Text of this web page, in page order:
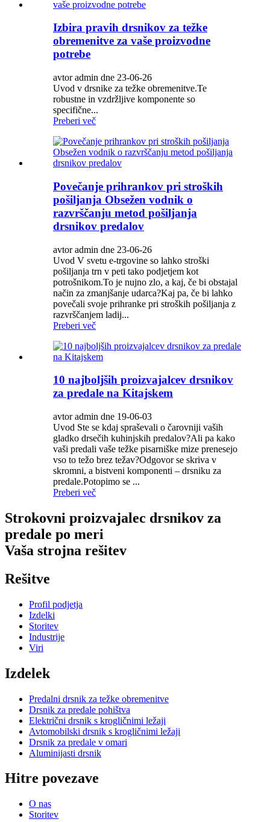
Izbira pravih drsnikov za težke
obremenitve za vaše proizvodne
potrebe
avtor admin dne 23-06-26
Uvod v drsnike za težke obremenitve.Te
robustne in vzdržljive komponente so
specifične...
Preberi več
Povečanje prihrankov pri stroških
pošiljanja Obsežen vodnik o
razvrščanju metod pošiljanja
drsnikov predalov
avtor admin dne 23-06-26
Uvod V svetu e-trgovine so lahko stroški
pošiljanja trn v peti tako podjetjem kot
potrošnikom.To je nujno zlo, a kaj, če bi obstajal
način za zmanjšanje udarca?Kaj pa, če bi lahko
povečali svoje prihranke pri stroških pošiljanja z
razvrščanjem ladij...
Preberi več
10 najboljših proizvajalcev drsnikov
za predale na Kitajskem
avtor admin dne 19-06-03
Uvod Ste se kdaj spraševali o čarovniji vaših
gladko drsečih kuhinjskih predalov?Ali pa kako
vaši predali vaše težke pisarniške mize prenesejo
vso to težo brez težav?Odgovor se skriva v
skromni, a bistveni komponenti – drsniku za
predale.Potopimo se ...
Preberi več
Strokovni proizvajalec drsnikov za
predale po meri
Vaša strojna rešitev
Rešitve
Profil podjetja
Izdelki
Storitev
Industrije
Viri
Izdelek
Predalni drsnik za težke obremenitve
Drsnik za predale pohištva
Električni drsnik s krogličnimi ležaji
Avtomobilski drsnik s krogličnimi ležaji
Drsnik za predale v omari
Aluminijasti drsnik
Hitre povezave
O nas
Storitev